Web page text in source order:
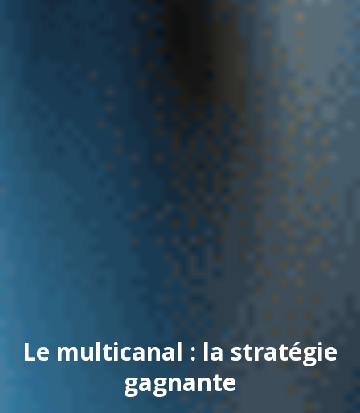
Le multicanal : la stratégie
gagnante